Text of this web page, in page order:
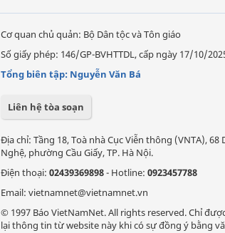
Cơ quan chủ quản: Bộ Dân tộc và Tôn giáo
Số giấy phép: 146/GP-BVHTTDL, cấp ngày 17/10/
Tổng biên tập: Nguyễn Văn Bá
Liên hệ tòa soạn
Địa chỉ: Tầng 18, Toà nhà Cục Viễn thông (VNTA),
Nghệ, phường Cầu Giấy, TP. Hà Nội.
Điện thoại: 02439369898- Hotline: 0923457788
Email: vietnamnet@vietnamnet.vn
© 1997 Báo VietNamNet. All rights reserved. Chỉ
lại thông tin từ website này khi có sự đồng ý bằng